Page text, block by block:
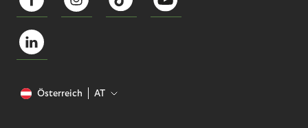
Österreich AT